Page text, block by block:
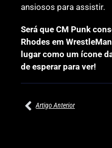
ansiosos para assistir.
Será que CM Punk
Rhodes em
lugar como um ícone
de esperar para ver!
Artigo Anterior